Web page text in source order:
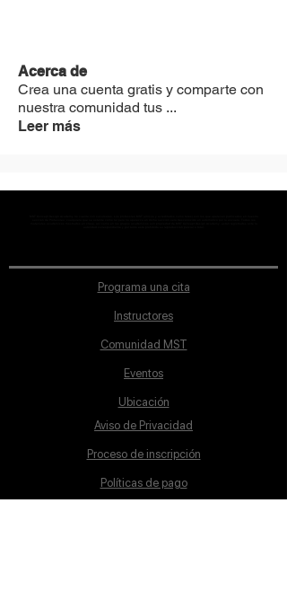
Acerca de
Crea una cuenta gratis y comparte con
nuestra comunidad tus ...
Leer más
Programa una cita
Instructores
Comunidad MST
Eventos
Ubicación
Aviso de Privacidad
Proceso de inscripción
Políticas de pago